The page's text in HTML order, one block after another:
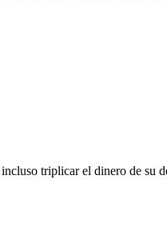
triplicar el dinero de